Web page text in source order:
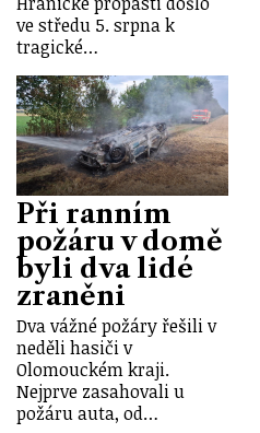
ve středu 5. srpna k
tragické…
Při ranním
požáru v domě
byli dva lidé
zraněni
Dva vážné požáry řešili v
neděli hasiči v
Olomouckém kraji.
Nejprve zasahovali u
požáru auta, od…